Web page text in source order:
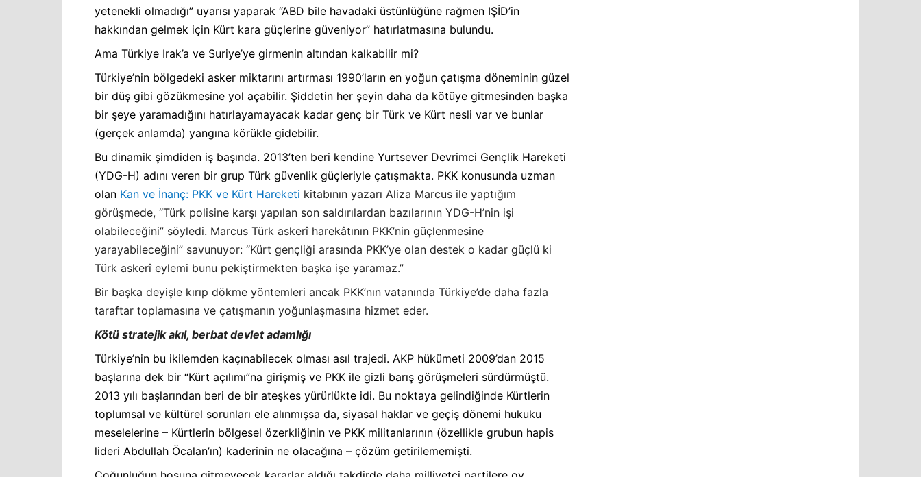
yetenekli olmadığı” uyarısı yaparak “ABD bile havadaki üstünlüğüne rağmen IŞİD’in
hakkından gelmek için Kürt kara güçlerine güveniyor” hatırlatmasına bulundu.
Ama Türkiye Irak’a ve Suriye’ye girmenin altından kalkabilir mi?
Türkiye’nin bölgedeki asker miktarını artırması 1990’ların en yoğun çatışma döneminin güzel
bir düş gibi gözükmesine yol açabilir. Şiddetin her şeyin daha da kötüye gitmesinden başka
bir şeye yaramadığını hatırlayamayacak kadar genç bir Türk ve Kürt nesli var ve bunlar
(gerçek anlamda) yangına körükle gidebilir.
Bu dinamik şimdiden iş başında. 2013’ten beri kendine Yurtsever Devrimci Gençlik Hareketi
(YDG-H) adını veren bir grup Türk güvenlik güçleriyle çatışmakta. PKK konusunda uzman
olan Kan ve İnanç: PKK ve Kürt Hareketi kitabının yazarı Aliza Marcus ile yaptığım
görüşmede, “Türk polisine karşı yapılan son saldırılardan bazılarının YDG-H’nin işi
olabileceğini” söyledi. Marcus Türk askerî harekâtının PKK’nin güçlenmesine
yarayabileceğini” savunuyor: “Kürt gençliği arasında PKK’ye olan destek o kadar güçlü ki
Türk askerî eylemi bunu pekiştirmekten başka işe yaramaz.”
Bir başka deyişle kırıp dökme yöntemleri ancak PKK’nın vatanında Türkiye’de daha fazla
taraftar toplamasına ve çatışmanın yoğunlaşmasına hizmet eder.
Kötü stratejik akıl, berbat devlet adamlığı
Türkiye’nin bu ikilemden kaçınabilecek olması asıl trajedi. AKP hükümeti 2009’dan 2015
başlarına dek bir “Kürt açılımı”na girişmiş ve PKK ile gizli barış görüşmeleri sürdürmüştü.
2013 yılı başlarından beri de bir ateşkes yürürlükte idi. Bu noktaya gelindiğinde Kürtlerin
toplumsal ve kültürel sorunları ele alınmışsa da, siyasal haklar ve geçiş dönemi hukuku
meselelerine – Kürtlerin bölgesel özerkliğinin ve PKK militanlarının (özellikle grubun hapis
lideri Abdullah Öcalan’ın) kaderinin ne olacağına – çözüm getirilememişti.